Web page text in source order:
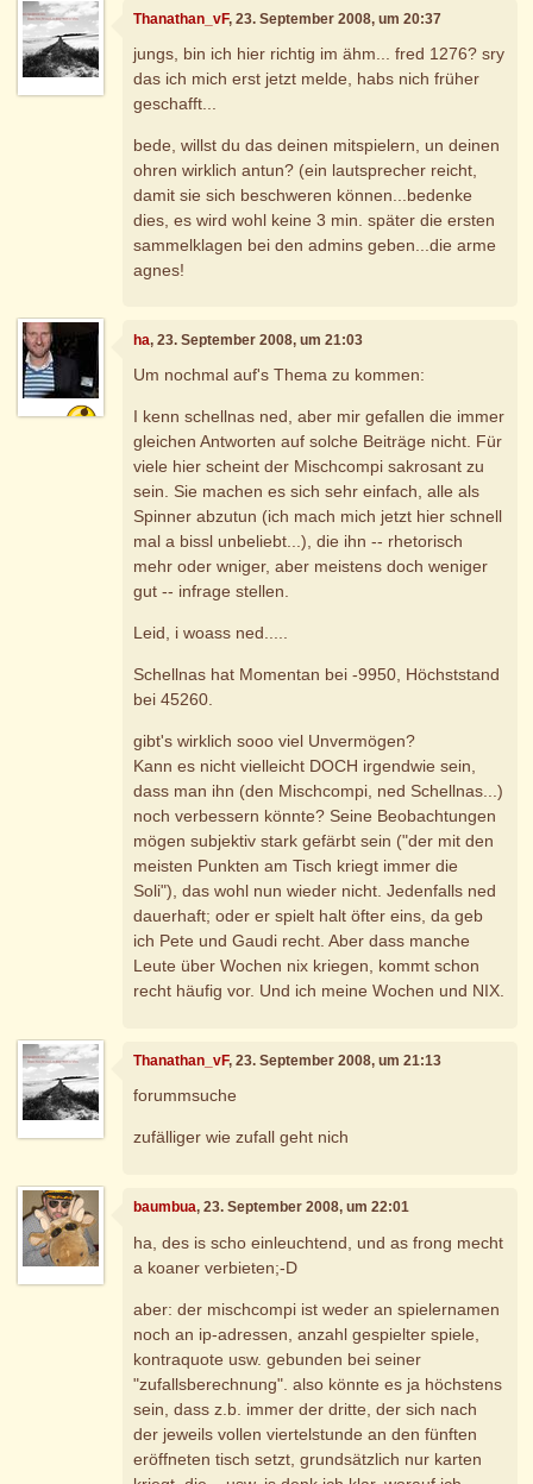
Thanathan_vF, 23. September 2008, um 20:37
jungs, bin ich hier richtig im ähm... fred 1276? sry
das ich mich erst jetzt melde, habs nich früher
geschafft...
bede, willst du das deinen mitspielern, un deinen
ohren wirklich antun? (ein lautsprecher reicht,
damit sie sich beschweren können...bedenke
dies, es wird wohl keine 3 min. später die ersten
sammelklagen bei den admins geben...die arme
agnes!
ha, 23. September 2008, um 21:03
Um nochmal auf's Thema zu kommen:
I kenn schellnas ned, aber mir gefallen die immer
gleichen Antworten auf solche Beiträge nicht. Für
viele hier scheint der Mischcompi sakrosant zu
sein. Sie machen es sich sehr einfach, alle als
Spinner abzutun (ich mach mich jetzt hier schnell
mal a bissl unbeliebt...), die ihn -- rhetorisch
mehr oder wniger, aber meistens doch weniger
gut -- infrage stellen.
Leid, i woass ned.....
Schellnas hat Momentan bei -9950, Höchststand
bei 45260.
gibt's wirklich sooo viel Unvermögen?
Kann es nicht vielleicht DOCH irgendwie sein,
dass man ihn (den Mischcompi, ned Schellnas...)
noch verbessern könnte? Seine Beobachtungen
mögen subjektiv stark gefärbt sein ("der mit den
meisten Punkten am Tisch kriegt immer die
Soli"), das wohl nun wieder nicht. Jedenfalls ned
dauerhaft; oder er spielt halt öfter eins, da geb
ich Pete und Gaudi recht. Aber dass manche
Leute über Wochen nix kriegen, kommt schon
recht häufig vor. Und ich meine Wochen und NIX.
Thanathan_vF, 23. September 2008, um 21:13
forummsuche
zufälliger wie zufall geht nich
baumbua, 23. September 2008, um 22:01
ha, des is scho einleuchtend, und as frong mecht
a koaner verbieten;-D
aber: der mischcompi ist weder an spielernamen
noch an ip-adressen, anzahl gespielter spiele,
kontraquote usw. gebunden bei seiner
"zufallsberechnung". also könnte es ja höchstens
sein, dass z.b. immer der dritte, der sich nach
der jeweils vollen viertelstunde an den fünften
eröffneten tisch setzt, grundsätzlich nur karten